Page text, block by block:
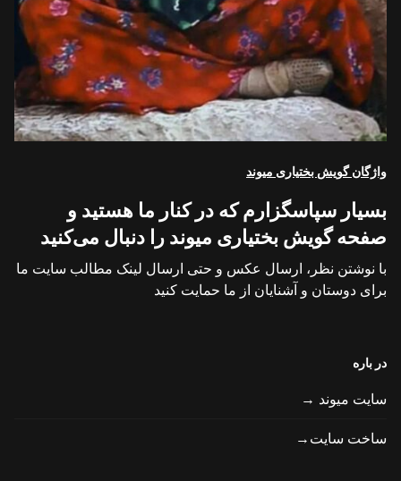
واژگان گویش بختیاری میوند
بسیار سپاسگزارم که در کنار ما هستید و
صفحه گویش بختیاری میوند را دنبال می‌کنید
با نوشتن نظر، ارسال عکس و حتی ارسال لینک مطالب سایت ما
برای دوستان و آشنایان از ما حمایت کنید
در باره
سایت میوند →
ساخت سایت→